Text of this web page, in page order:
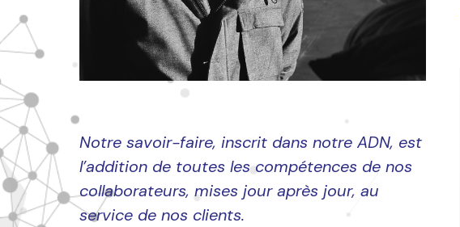
Notre savoir-faire, inscrit dans notre ADN, est
l’addition de toutes les compétences de nos
collaborateurs, mises jour après jour, au
service de nos clients.